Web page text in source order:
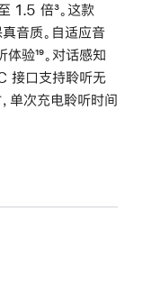
1.5 倍脚
注
³。这款
音质。自适应音
体验脚
注
¹⁹。对话感知
接口支持聆听无
单次充电聆听时间